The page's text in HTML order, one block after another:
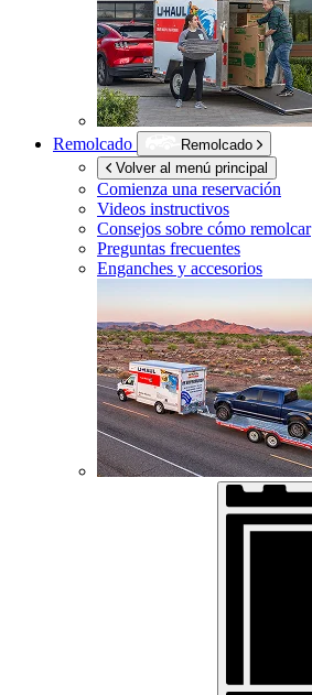
Remolcado
Remolcado
Volver al menú principal
Comienza una reservación
Videos instructivos
Consejos sobre cómo remolcar
Preguntas frecuentes
Enganches y accesorios